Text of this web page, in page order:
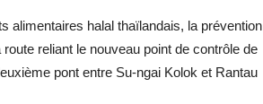
alimentaires halal thaïlandais, la prévention
reliant le nouveau point de contrôle de
pont entre Su-ngai Kolok et Rantau